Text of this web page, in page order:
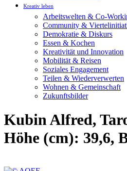
Kreativ leben
Arbeitswelten & Co-
Community &
Demokratie & Diskurs
Essen & Kochen
Kreativität und Innovation
Mobilität & Reisen
Soziales Engagement
Teilen & Wiederverwerten
Wohnen & Gemeinschaft
Zukunftsbilder
Kubin Alfred,
Höhe (cm): 39,6,